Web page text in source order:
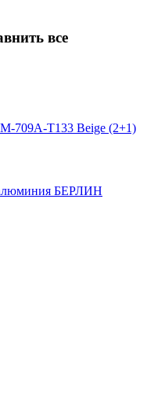
все
709A-T133 Beige (2+1)
алюминия БЕРЛИН